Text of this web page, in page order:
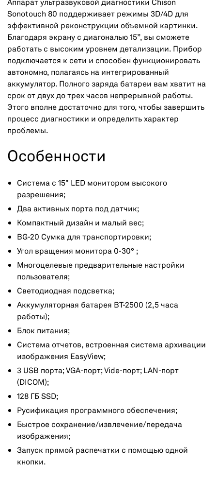
Аппарат ультразвуковой диагностики Chison
Sonotouch 80 поддерживает режимы 3D/4D для
эффективной реконструкции объемной картинки.
Благодаря экрану с диагональю 15”, вы сможете
работать с высоким уровнем детализации. Прибор
подключается к сети и способен функционировать
автономно, полагаясь на интегрированный
аккумулятор. Полного заряда батареи вам хватит на
срок от двух до трех часов непрерывной работы.
Этого вполне достаточно для того, чтобы завершить
процесс диагностики и определить характер
проблемы.
Особенности
Система с 15" LED монитором высокого
разрешения;
Два активных порта под датчик;
Компактный дизайн и малый вес;
BG-20 Сумка для транспортировки;
Угол вращения монитора 0-30° ;
Многоцелевые предварительные настройки
пользователя;
Светодиодная подсветка;
Аккумуляторная батарея BT-2500 (2,5 часа
работы);
Блок питания;
Система отчетов, встроенная система архивации
изображения EasyView;
3 USB порта; VGA-порт; Vide-порт; LAN-порт
(DICOM);
128 ГБ SSD;
Русификация программного обеспечения;
Быстрое сохранение/извлечение/передача
изображения;
Запуск прямой распечатки с помощью одной
кнопки.